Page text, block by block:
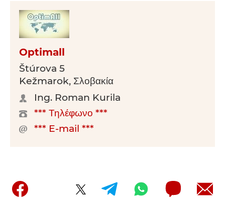
Optimall
Štúrova 5
Kežmarok, Σλοβακία
Ing. Roman Kurila
*** Τηλέφωνο ***
*** E-mail ***